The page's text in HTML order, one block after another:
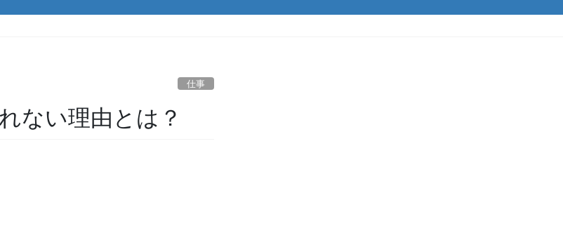
仕事
ない理由とは？